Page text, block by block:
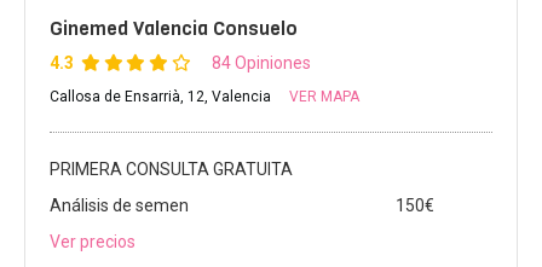
Ginemed Valencia Consuelo
4.3 84 Opiniones
Callosa de Ensarrià, 12, Valencia VER MAPA
PRIMERA CONSULTA GRATUITA
Análisis de semen
150€
Ver precios